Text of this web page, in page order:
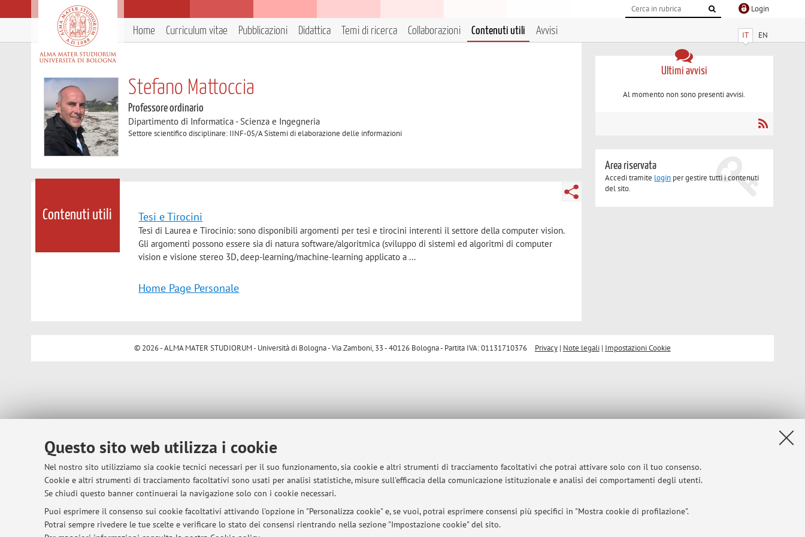
Questo sito web utilizza i cookie
Nel nostro sito utilizziamo sia cookie tecnici necessari per il suo funzionamento, sia cookie e altri strumenti di tracciamento facoltativi che potrai attivare solo con il tuo consenso.
Cookie e altri strumenti di tracciamento facoltativi sono usati per analisi statistiche, misure sull'efficacia della comunicazione istituzionale e analisi dei comportamenti degli utenti.
Se chiudi questo banner continuerai la navigazione solo con i cookie necessari.
Puoi esprimere il consenso sui cookie facoltativi attivando l'opzione in "Personalizza cookie" e, se vuoi, potrai esprimere consensi più specifici in "Mostra cookie di profilazione".
Potrai sempre rivedere le tue scelte e verificare lo stato dei consensi rientrando nella sezione "Impostazione cookie" del sito.
Login
IT EN
Home Curriculum vitae Pubblicazioni Didattica Temi di ricerca Collaborazioni Contenuti utili Avvisi
Stefano Mattoccia
Professore ordinario
Dipartimento di Informatica - Scienza e Ingegneria
Settore scientifico disciplinare: IINF-05/A Sistemi di elaborazione delle informazioni
Contenuti utili Tesi e Tirocini
Tesi di Laurea e Tirocinio: sono disponibili argomenti per tesi e tirocini interenti il settore della computer vision.
Gli argomenti possono essere sia di natura software/algoritmica (sviluppo di sistemi ed algoritmi di computer
vision e visione stereo 3D, deep-learning/machine-learning applicato a ...
Home Page Personale
Ultimi avvisi
Al momento non sono presenti avvisi.
Area riservata
Accedi tramite login per gestire tutti i contenuti
del sito.
© 2026 - ALMA MATER STUDIORUM - Università di Bologna - Via Zamboni, 33 - 40126 Bologna - Partita IVA: 01131710376 Privacy| Note legali| Impostazioni Cookie